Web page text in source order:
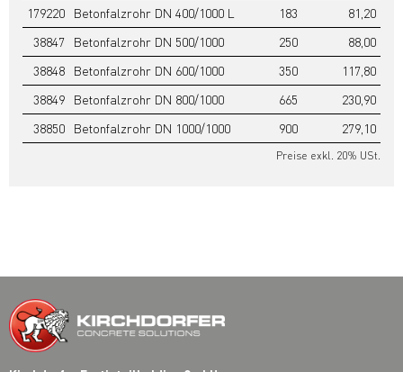
179220
Betonfalzrohr DN 400/1000 L 183
81,20
38847
Betonfalzrohr DN 500/1000 250
88,00
38848
Betonfalzrohr DN 600/1000 350
117,80
38849
Betonfalzrohr DN 800/1000 665
230,90
38850
Betonfalzrohr DN 1000/1000 900 279,10
Preise exkl. 20% USt.